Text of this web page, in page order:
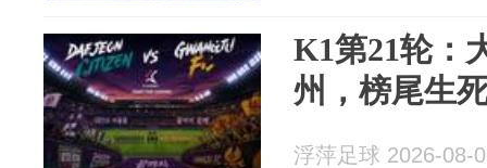
K1第21轮：
州，榜尾生
浮萍足球 2026-08-